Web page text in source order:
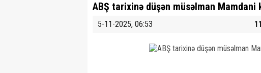
ABŞ tarixinə düşən müsəlman
5-11-2025, 06:53